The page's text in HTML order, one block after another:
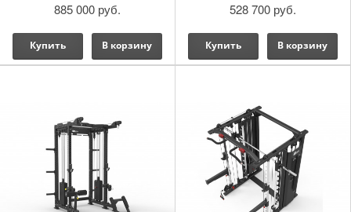
885 000 руб.
Купить В корзину
528 700 руб.
Купить В корзину